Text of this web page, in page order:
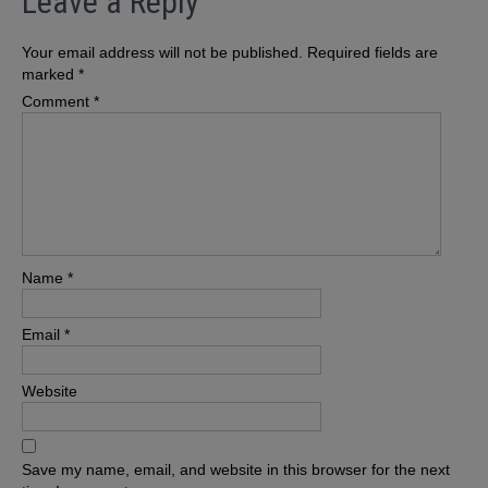
Your email address will not be published.
Required fields are
marked *
Comment *
Name *
Email *
Website
Save my name, email, and website in this browser for the next